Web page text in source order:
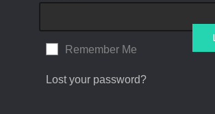
Remember Me
Lost your password?